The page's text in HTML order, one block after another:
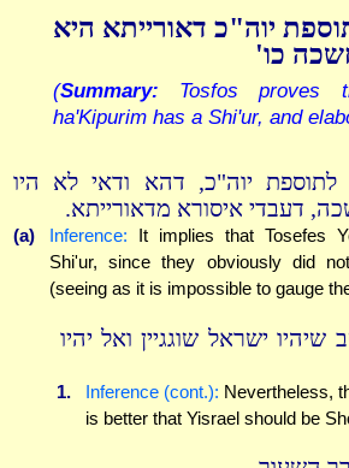
יוה"כ דאורייתא היא
כו'
(Summary: Tosfos proves
ha'Kipurim has a Shi'ur, and
יוה"כ, דהא ודאי לא היו
דעבדי איסורא מדאורייתא.
(a) Inference: It implies that Tosefes
Shi'ur, since they obviously did
(seeing as it is impossible to gauge
ישראל שוגגיין ואל יהיו
1. Inference (cont.): Nevertheless,
is better that Yisrael should be